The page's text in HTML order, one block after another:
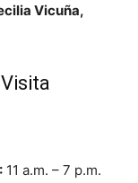
Vicuña,
11 a.m. – 7 p.m.